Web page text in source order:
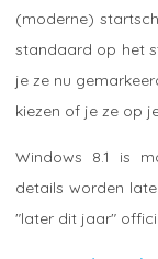
(moderne)
standaard op het
je ze nu
kiezen of je ze op
Windows 8.1 is
details worden
"later dit jaar"